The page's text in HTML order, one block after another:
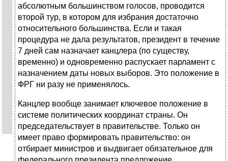
абсолютным большинством голосов, проводится
второй тур, в котором для избрания достаточно
относительного большинства. Если и такая
процедура не дала результатов, президент в течение
7 дней сам назначает канцлера (по существу,
временно) и одновременно распускает парламент с
назначением даты новых выборов. Это положение в
ФРГ ни разу не применялось.
Канцлер вообще занимает ключе­вое положение в
системе политических координат страны. Он
председатель­ствует в правительстве. Только он
имеет право формировать правительство: он
отбирает министров и выдвигает обязательное для